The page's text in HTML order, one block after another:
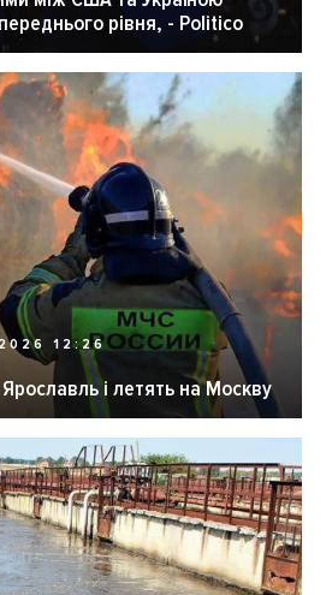
рівня, - Politico
12:26
і летять на Москву